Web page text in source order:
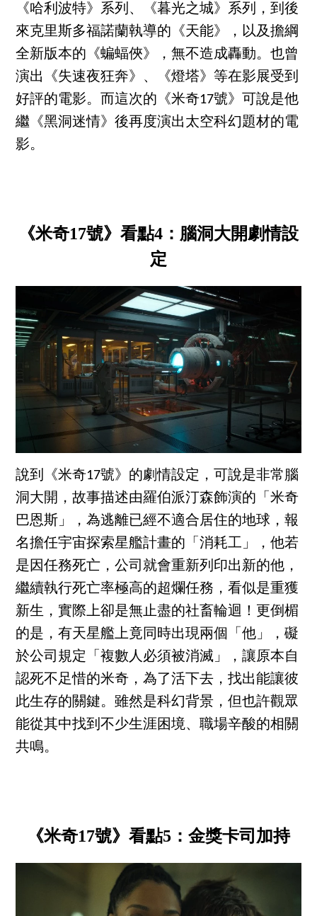
《哈利波特》系列、《暮光之城》系列，到後
來克里斯多福諾蘭執導的《天能》，以及擔綱
全新版本的《蝙蝠俠》，無不造成轟動。也曾
演出《失速夜狂奔》、《燈塔》等在影展受到
好評的電影。而這次的《米奇17號》可說是他
繼《黑洞迷情》後再度演出太空科幻題材的電
影。
《米奇17號》看點4：腦洞大開劇情設
定
說到《米奇17號》的劇情設定，可說是非常腦
洞大開，故事描述由羅伯派汀森飾演的「米奇
巴恩斯」，為逃離已經不適合居住的地球，報
名擔任宇宙探索星艦計畫的「消耗工」，他若
是因任務死亡，公司就會重新列印出新的他，
繼續執行死亡率極高的超爛任務，看似是重獲
新生，實際上卻是無止盡的社畜輪迴！更倒楣
的是，有天星艦上竟同時出現兩個「他」，礙
於公司規定「複數人必須被消滅」，讓原本自
認死不足惜的米奇，為了活下去，找出能讓彼
此生存的關鍵。雖然是科幻背景，但也許觀眾
能從其中找到不少生涯困境、職場辛酸的相關
共鳴。
《米奇17號》看點5：金獎卡司加持